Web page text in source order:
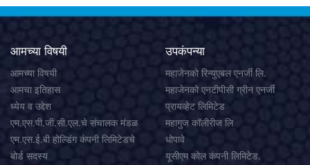
आमच्या विषयी
आमच्या विषयी
आमचा इतिहास
ध्येय व उद्देश
एम.एस.पी.जी.सी.एल.चे संचालक मंडळ
एम.एस.ई.बी होल्डिंग कंपनी लिमिटेडचे
बोर्ड सदस्य
उपकंपन्या
महाजेनको रिन्युएबल एनर्जी लि.
महाजेनको एनटीपीसी ग्रीन एनर्जी
प्रायव्हेट लिमिटेड
महागुज कॉलीरीज लि
धोपावे
यूसीएम कोल कंपनी लिमिटेड.